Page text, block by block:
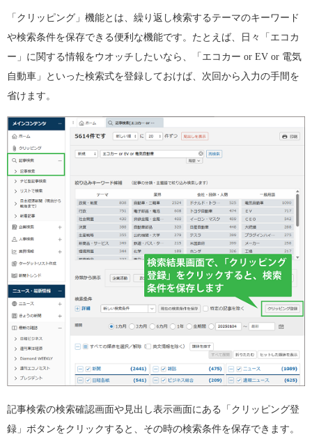
「クリッピング」機能とは、繰り返し検索するテーマのキーワード
や検索条件を保存できる便利な機能です。たとえば、日々「エコカ
ー」に関する情報をウオッチしたいなら、「エコカー or EV or 電気
自動車」といった検索式を登録しておけば、次回から入力の手間を
省けます。
記事検索の検索確認画面や見出し表示画面にある「クリッピング登
録」ボタンをクリックすると、その時の検索条件を保存できます。